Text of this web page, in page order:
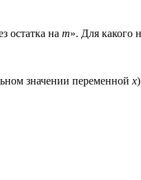
остатка на m». Для какого
значении переменной х